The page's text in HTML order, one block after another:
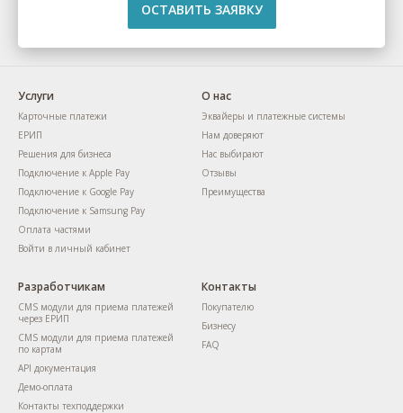
ОСТАВИТЬ ЗАЯВКУ
Услуги
Карточные платежи
ЕРИП
Решения для бизнеса
Подключение к Apple Pay
Подключение к Google Pay
Подключение к Samsung Pay
Оплата частями
Войти в личный кабинет
О нас
Эквайеры и платежные системы
Нам доверяют
Нас выбирают
Отзывы
Преимущества
Разработчикам
CMS модули для приема платежей
через ЕРИП
CMS модули для приема платежей
по картам
API документация
Демо-оплата
Контакты техподдержки
Контакты
Покупателю
Бизнесу
FAQ